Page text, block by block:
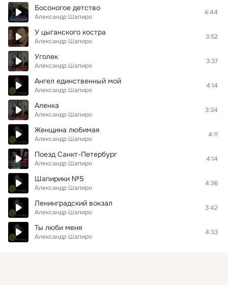
Босоногое детство
Александр Шапиро
4:44
У цыганского костра
Александр Шапиро
3:52
Уголек
Александр Шапиро
3:37
Ангел единственный мой
Александр Шапиро
4:14
Аленка
Александр Шапиро
3:34
Женщина любимая
Александр Шапиро
4:11
Поезд Санкт-Петербург
Александр Шапиро
4:14
Шапирики №5
Александр Шапиро
4:36
Ленинградский вокзал
Александр Шапиро
3:42
Ты люби меня
Александр Шапиро
4:33